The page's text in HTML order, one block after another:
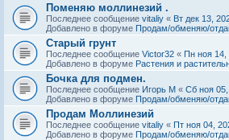
Поменяю моллинезий .
Последнее сообщение vitaliy « Вт дек 13,
Добавлено в форуме Продам/обменяю/
Старый грунт
Последнее сообщение Victor32 « Пн ноя 14,
Добавлено в форуме Растения и
Бочка для подмен.
Последнее сообщение Игорь М « Сб ноя
Добавлено в форуме Продам/обменяю/
Продам Моллинезий
Последнее сообщение vitaliy « Пт ноя 04,
Добавлено в форуме Продам/обменяю/